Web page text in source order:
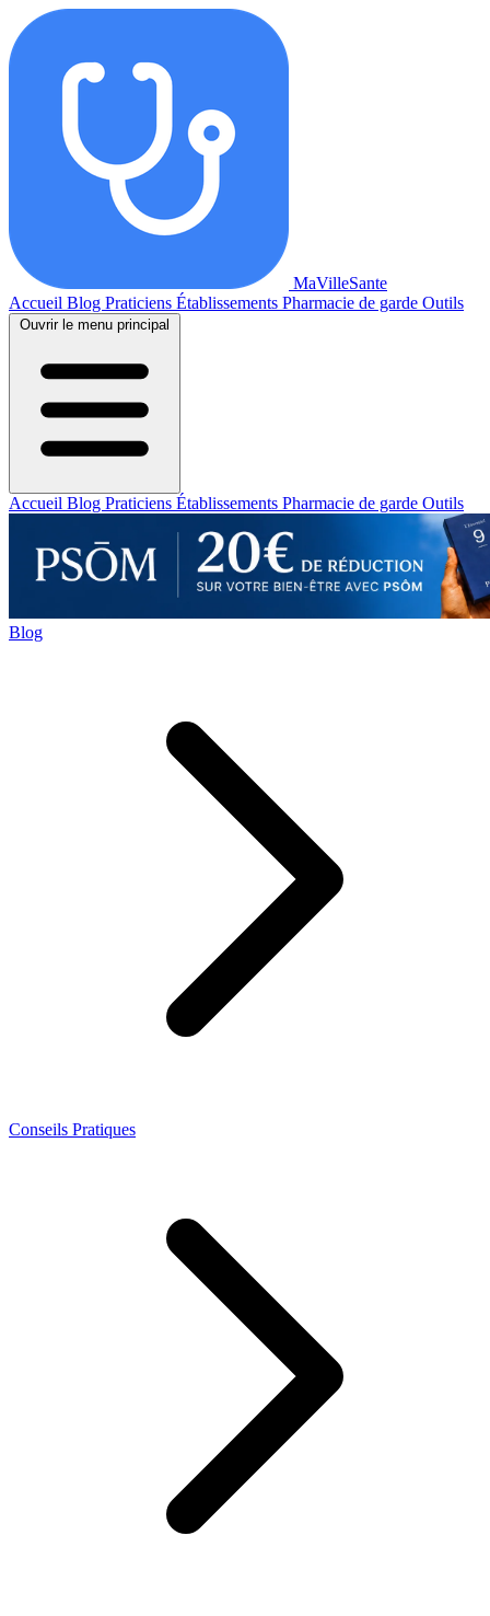
MaVilleSante
Accueil Blog Praticiens Établissements Pharmacie de garde Outils
Ouvrir le menu principal
Accueil Blog Praticiens Établissements Pharmacie de garde Outils
Blog
Conseils Pratiques